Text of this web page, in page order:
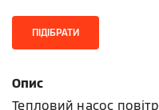
ПІДІБРАТИ
Опис
Тепловий насос